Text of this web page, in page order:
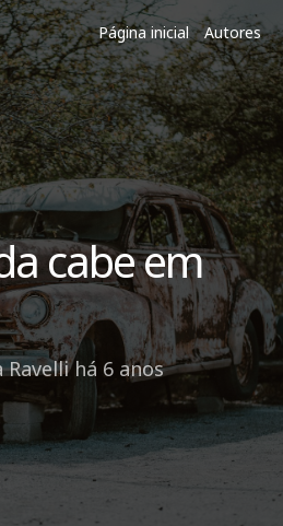
Página inicial Autores
cabe em
Ravelli há 6 anos